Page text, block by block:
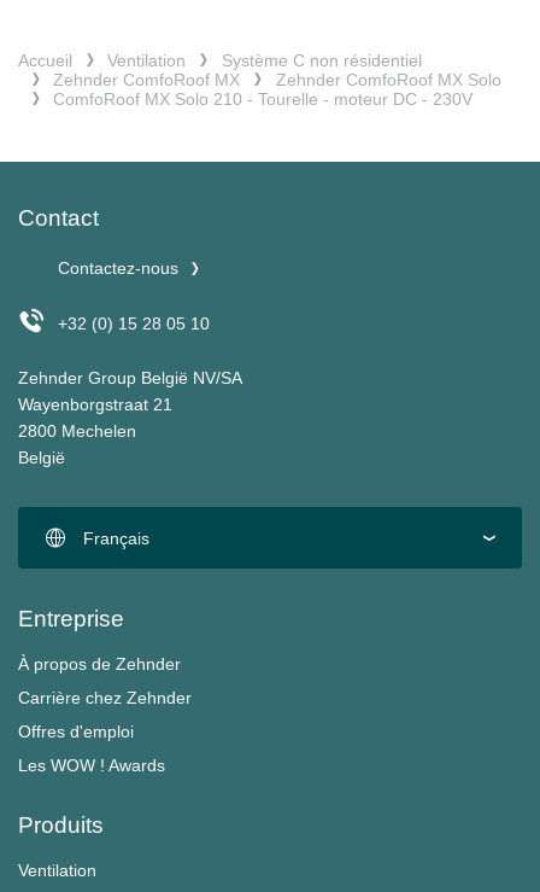
Accueil Ventilation
Système C non résidentiel
Zehnder ComfoRoof MX
Zehnder ComfoRoof MX Solo
ComfoRoof MX Solo 210 - Tourelle - moteur DC - 230V
Contact
Contactez-nous
+32 (0) 15 28 05 10
Zehnder Group België NV/SA
Wayenborgstraat 21
2800 Mechelen
België
Français
Entreprise
À propos de Zehnder
Carrière chez Zehnder
Offres d'emploi
Les WOW ! Awards
Produits
Ventilation